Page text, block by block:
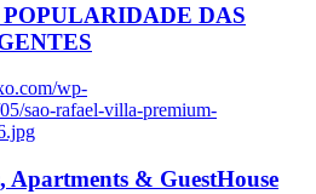
DAS
wp-
sao-rafael-villa-premium-
Apartments & GuestHouse